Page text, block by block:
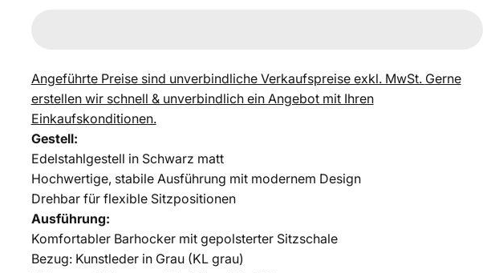
Angeführte Preise sind unverbindliche Verkaufspreise exkl. MwSt. Gerne
erstellen wir schnell & unverbindlich ein Angebot mit Ihren
Einkaufskonditionen.
Gestell:
Edelstahlgestell in Schwarz matt
Hochwertige, stabile Ausführung mit modernem Design
Drehbar für flexible Sitzpositionen
Ausführung:
Komfortabler Barhocker mit gepolsterter Sitzschale
Bezug: Kunstleder in Grau (KL grau)